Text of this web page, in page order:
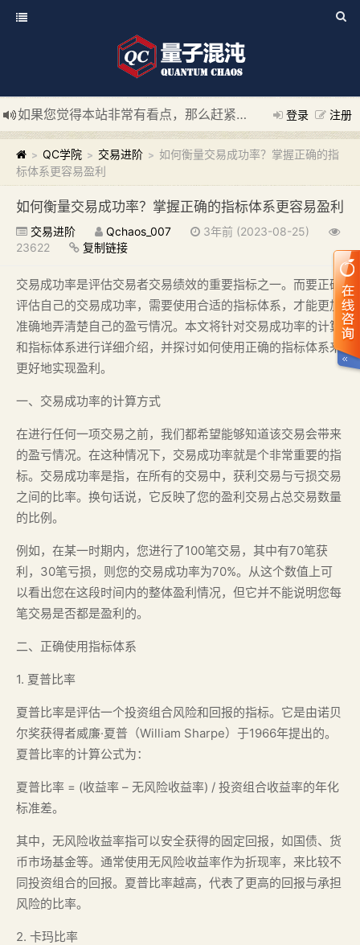
登录 注册
如果您觉得本站非常有看点，那么赶紧使用Ctrl+D 收藏我们吧
新添加量子混沌系统板块，欢迎大家访问！
---“量子混沌系
> QC学院 > 交易进阶 > 如何衡量交易成功率？掌握正确的指
标体系更容易盈利
如何衡量交易成功率？掌握正确的指标体系更容易盈利
交易进阶 Qchaos_007
3年前 (2023-08-25)
23622
复制链接
交易成功率是评估交易者交易绩效的重要指标之一。而要正确
评估自己的交易成功率，需要使用合适的指标体系，才能更加
准确地弄清楚自己的盈亏情况。本文将针对交易成功率的计算
和指标体系进行详细介绍，并探讨如何使用正确的指标体系来
更好地实现盈利。
一、交易成功率的计算方式
在进行任何一项交易之前，我们都希望能够知道该交易会带来
的盈亏情况。在这种情况下，交易成功率就是个非常重要的指
标。交易成功率是指，在所有的交易中，获利交易与亏损交易
之间的比率。换句话说，它反映了您的盈利交易占总交易数量
的比例。
例如，在某一时期内，您进行了100笔交易，其中有70笔获
利，30笔亏损，则您的交易成功率为70%。从这个数值上可
以看出您在这段时间内的整体盈利情况，但它并不能说明您每
笔交易是否都是盈利的。
二、正确使用指标体系
1. 夏普比率
夏普比率是评估一个投资组合风险和回报的指标。它是由诺贝
尔奖获得者威廉·夏普（William Sharpe）于1966年提出的。
夏普比率的计算公式为：
夏普比率 = (收益率 – 无风险收益率) / 投资组合收益率的年化
标准差。
其中，无风险收益率指可以安全获得的固定回报，如国债、货
币市场基金等。通常使用无风险收益率作为折现率，来比较不
同投资组合的回报。夏普比率越高，代表了更高的回报与承担
风险的比率。
2. 卡玛比率